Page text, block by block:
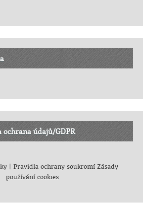
ochrana údajů/GDPR
| Pravidla ochrany soukromí Zásady
používání cookies